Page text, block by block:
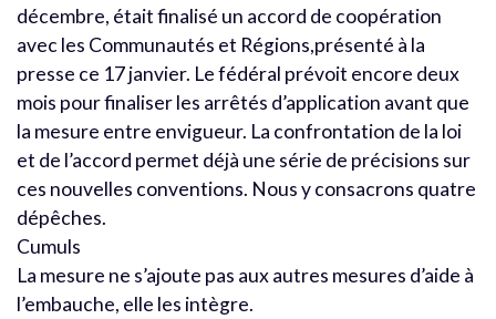
décembre, était finalisé un accord de coopération
avec les Communautés et Régions,présenté à la
presse ce 17 janvier. Le fédéral prévoit encore deux
mois pour finaliser les arrêtés d’application avant que
la mesure entre envigueur. La confrontation de la loi
et de l’accord permet déjà une série de précisions sur
ces nouvelles conventions. Nous y consacrons quatre
dépêches.
Cumuls
La mesure ne s’ajoute pas aux autres mesures d’aide à
l’embauche, elle les intègre.